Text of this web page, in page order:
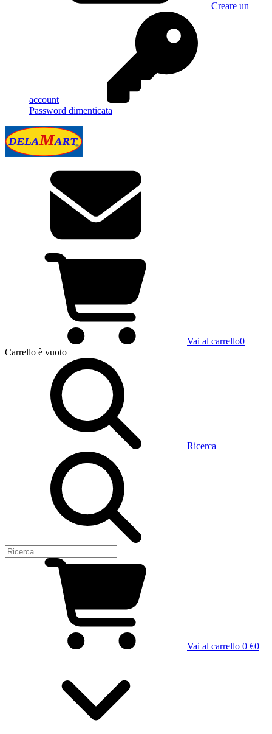
Creare un
account
Password dimenticata
Vai al carrello0
Carrello è vuoto
Ricerca
Vai al carrello 0 €0